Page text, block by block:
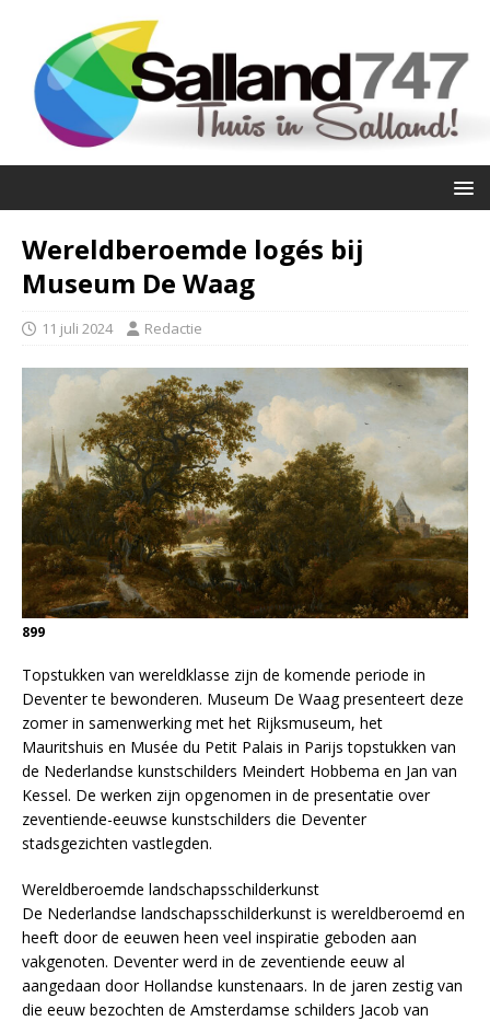
Wereldberoemde logés bij
Museum De Waag
11 juli 2024 Redactie
899
Topstukken van wereldklasse zijn de komende periode in
Deventer te bewonderen. Museum De Waag presenteert deze
zomer in samenwerking met het Rijksmuseum, het
Mauritshuis en Musée du Petit Palais in Parijs topstukken van
de Nederlandse kunstschilders Meindert Hobbema en Jan van
Kessel. De werken zijn opgenomen in de presentatie over
zeventiende-eeuwse kunstschilders die Deventer
stadsgezichten vastlegden.
Wereldberoemde landschapsschilderkunst
De Nederlandse landschapsschilderkunst is wereldberoemd en
heeft door de eeuwen heen veel inspiratie geboden aan
vakgenoten. Deventer werd in de zeventiende eeuw al
aangedaan door Hollandse kunstenaars. In de jaren zestig van
die eeuw bezochten de Amsterdamse schilders Jacob van